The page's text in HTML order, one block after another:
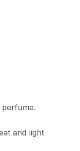
and light